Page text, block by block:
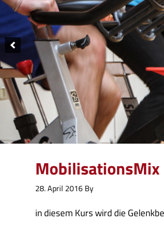
MobilisationsMix
28. April 2016 By
in diesem Kurs wird die